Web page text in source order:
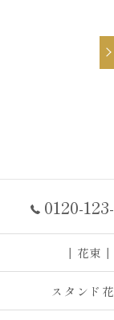
0120-
┃花束┃
スタンド